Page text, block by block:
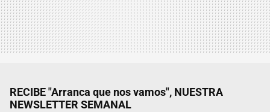
RECIBE "Arranca que nos vamos", NUESTRA
NEWSLETTER SEMANAL